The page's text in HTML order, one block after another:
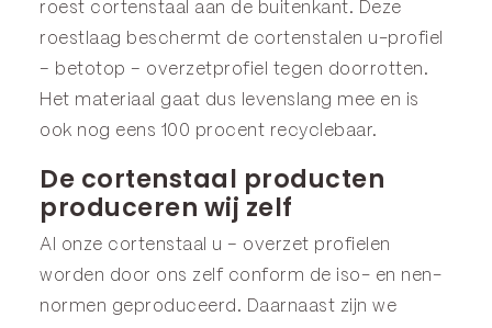
roest cortenstaal aan de buitenkant. Deze
roestlaag beschermt de cortenstalen u-profiel
– betotop – overzetprofiel tegen doorrotten.
Het materiaal gaat dus levenslang mee en is
ook nog eens 100 procent recyclebaar.
De cortenstaal producten
produceren wij zelf
Al onze cortenstaal u – overzet profielen
worden door ons zelf conform de iso- en nen-
normen geproduceerd. Daarnaast zijn we